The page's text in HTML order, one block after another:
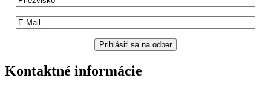
Kontaktné informácie